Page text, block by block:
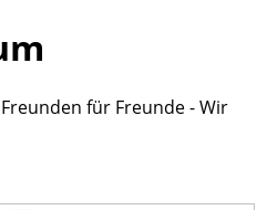
für Freunde - Wir